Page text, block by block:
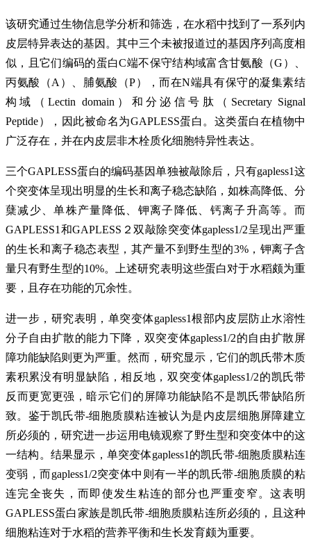
该研究通过生物信息学分析和筛选，在水稻中找到了一系列内
皮层特异表达的基因。其中三个未被报道过的基因序列高度相
似，且它们编码的蛋白C端不保守结构域富含甘氨酸（G）、
丙氨酸（A）、脯氨酸（P），而在N端具有保守的凝集素结
构域（Lectin domain）和分泌信号肽（Secretary Signal
Peptide），因此被命名为GAPLESS蛋白。这类蛋白在植物中
广泛存在，并在内皮层非木栓质化细胞特异性表达。
三个GAPLESS蛋白的编码基因单独被敲除后，只有gapless1这
个突变体呈现出明显的生长和离子稳态缺陷，如株高降低、分
蘖减少、单株产量降低、钾离子降低、钙离子升高等。而
GAPLESS1和GAPLESS２双敲除突变体gapless1/2呈现出严重
的生长和离子稳态表型，其产量不到野生型的3%，钾离子含
量只有野生型的10%。上述研究表明这些蛋白对于水稻颇为重
要，且存在功能的冗余性。
进一步，研究表明，单突变体gapless1根部内皮层防止水溶性
分子自由扩散的能力下降，双突变体gapless1/2的自由扩散屏
障功能缺陷则更为严重。然而，研究显示，它们的凯氏带木质
素积累没有明显缺陷，相反地，双突变体gapless1/2的凯氏带
反而更宽更强，暗示它们的屏障功能缺陷不是凯氏带缺陷所
致。鉴于凯氏带-细胞质膜粘连被认为是内皮层细胞屏障建立
所必须的，研究进一步运用电镜观察了野生型和突变体中的这
一结构。结果显示，单突变体gapless1的凯氏带-细胞质膜粘连
变弱，而gapless1/2突变体中则有一半的凯氏带-细胞质膜的粘
连完全丧失，而即使发生粘连的部分也严重变窄。这表明
GAPLESS蛋白家族是凯氏带-细胞质膜粘连所必须的，且这种
细胞粘连对于水稻的营养平衡和生长发育颇为重要。